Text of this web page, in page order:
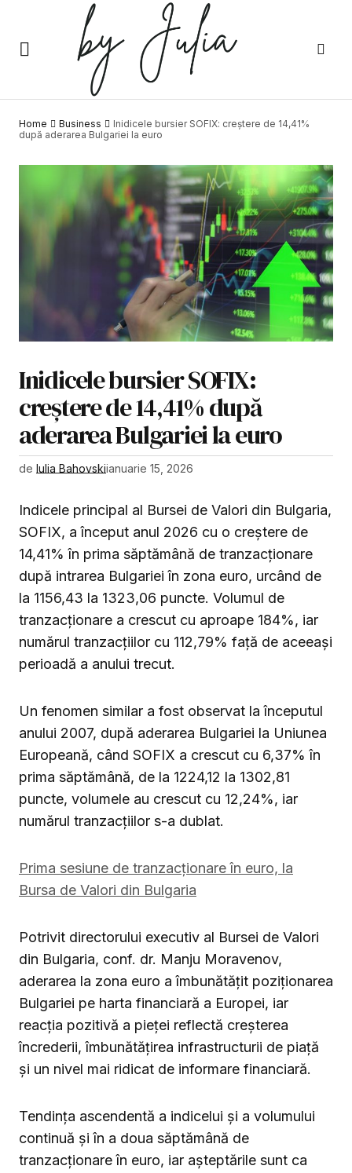
Home Business
Inidicele bursier SOFIX: creștere de 14,41%
după aderarea Bulgariei la euro
Inidicele bursier SOFIX:
creștere de 14,41% după
aderarea Bulgariei la euro
de Iulia Bahovskiianuarie 15, 2026
Indicele principal al Bursei de Valori din Bulgaria,
SOFIX, a început anul 2026 cu o creștere de
14,41% în prima săptămână de tranzacționare
după intrarea Bulgariei în zona euro, urcând de
la 1156,43 la 1323,06 puncte. Volumul de
tranzacționare a crescut cu aproape 184%, iar
numărul tranzacțiilor cu 112,79% față de aceeași
perioadă a anului trecut.
Un fenomen similar a fost observat la începutul
anului 2007, după aderarea Bulgariei la Uniunea
Europeană, când SOFIX a crescut cu 6,37% în
prima săptămână, de la 1224,12 la 1302,81
puncte, volumele au crescut cu 12,24%, iar
numărul tranzacțiilor s-a dublat.
Prima sesiune de tranzacționare în euro, la
Bursa de Valori din Bulgaria
Potrivit directorului executiv al Bursei de Valori
din Bulgaria, conf. dr. Manju Moravenov,
aderarea la zona euro a îmbunătățit poziționarea
Bulgariei pe harta financiară a Europei, iar
reacția pozitivă a pieței reflectă creșterea
încrederii, îmbunătățirea infrastructurii de piață
și un nivel mai ridicat de informare financiară.
Tendința ascendentă a indicelui și a volumului
continuă și în a doua săptămână de
tranzacționare în euro, iar așteptările sunt ca